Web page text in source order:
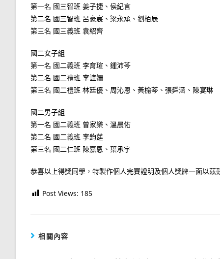
第一名 國三智班 姜子捷、侯紀言
第二名 國三智班 呂豪宸、梁永承、劉栢辰
第三名 國三義班 袁紹齊
國二女子組
第一名 國二義班 李育瑄、鍾沛芩
第二名 國二禮班 李誼姍
第三名 國二禮班 林廷優、周沁恩、黃榆芩、張舜涵、陳宴琳
國二男子組
第一名 國二義班 曾家樂、溫晨佑
第二名 國二義班 李鈞莛
第三名 國二仁班 陳嘉恩、葉承宇
恭喜以上得獎同學，特製作個人完賽證明及個人獎牌一面以茲
Post Views: 185
相關內容